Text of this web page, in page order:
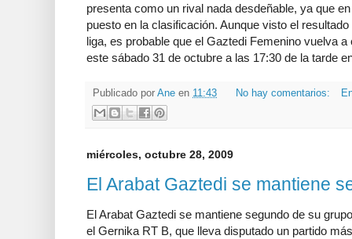
presenta como un rival nada desdeñable, ya que
puesto en la clasificación. Aunque visto el
liga, es probable que el Gaztedi Femenino vuelva
este sábado 31 de octubre a las 17:30 de la tarde
Publicado por Ane en 11:43 No hay comentarios:
miércoles, octubre 28, 2009
El Arabat Gaztedi se mantiene
El Arabat Gaztedi se mantiene segundo de su
el Gernika RT B, que lleva disputado un partido